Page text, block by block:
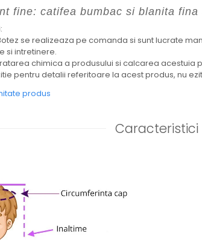
fine: catifea bumbac si blanita fina
se realizeaza pe comanda si sunt lucrate
si intretinere.
chimica a produsului si calcarea acestuia
pentru detalii referitoare la acest produs, nu
produs
Caracteristici